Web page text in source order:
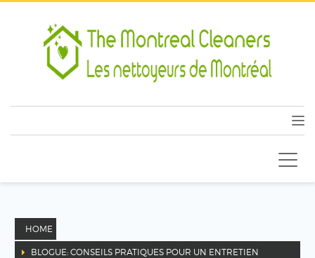
HOME
BLOGUE: CONSEILS PRATIQUES POUR UN ENTRETIEN